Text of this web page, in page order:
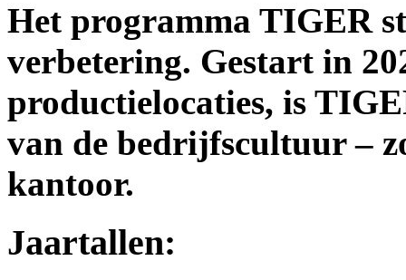
Het programma TIGER
verbetering. Gestart in
productielocaties, is
van de bedrijfscultuur –
kantoor.
Jaartallen: